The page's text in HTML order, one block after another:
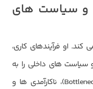
و سیاست های
او فرآیندهای کاری،
سیاست های داخلی را به
دقت بررسی می کند تا گلوگاه ها (Bottlenecks)، ناکارآمدی ها و